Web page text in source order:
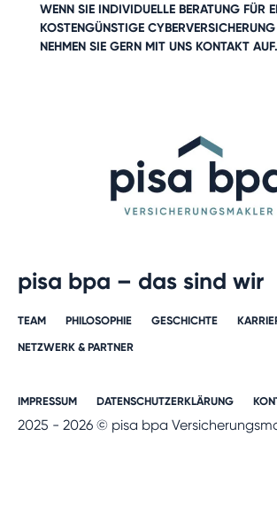
WENN SIE INDIVIDUELLE BERATUNG FÜR
KOSTENGÜNSTIGE CYBERVERSICHERUNG
NEHMEN SIE GERN MIT UNS KONTAKTAUF.
pisa bpa – das sind wir
TEAM PHILOSOPHIE GESCHICHTE​
NETZWERK & PARTNER​
IMPRESSUM DATENSCHUTZERKLÄRUNG
2025 - 2026 © pisa bpa